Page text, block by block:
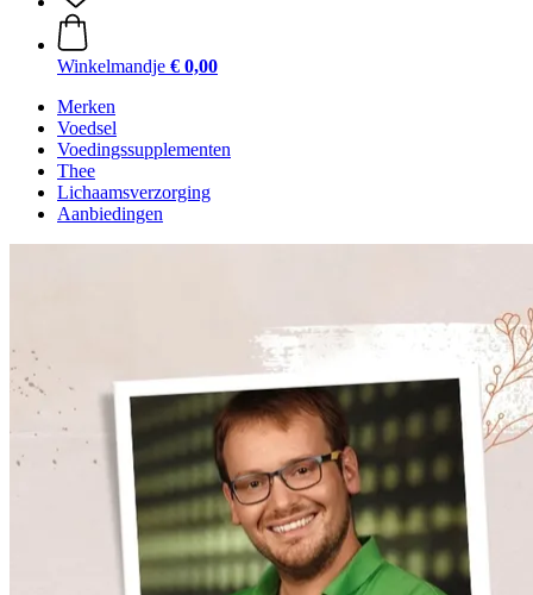
Winkelmandje € 0,00
Merken
Voedsel
Voedingssupplementen
Thee
Lichaamsverzorging
Aanbiedingen